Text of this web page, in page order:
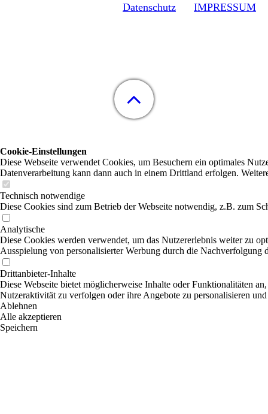
Datenschutz IMPRESSUM
Cookie-Einstellungen
Diese Webseite verwendet Cookies, um Besuchern ein optimales
Datenverarbeitung kann dann auch in einem Drittland erfolgen.
Technisch notwendige
Diese Cookies sind zum Betrieb der Webseite notwendig, z.B. zum
Analytische
Diese Cookies werden verwendet, um das Nutzererlebnis weiter zu
Ausspielung von personalisierter Werbung durch die Nachverfolgung
Drittanbieter-Inhalte
Diese Webseite bietet möglicherweise Inhalte oder Funktionalitäten
Nutzeraktivität zu verfolgen oder ihre Angebote zu personalisieren
Ablehnen
Alle akzeptieren
Speichern